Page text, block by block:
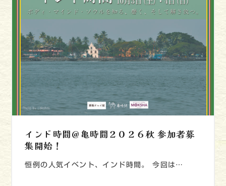
インド時間＠亀時間２０２６秋 参加者募
集開始！
恒例の人気イベント、インド時間。 今回は…